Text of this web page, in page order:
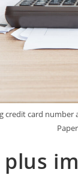
credit card
plus